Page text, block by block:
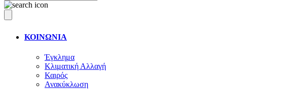
ΚΟΙΝΩΝΙΑ
Έγκλημα
Κλιματική Αλλαγή
Καιρός
Ανακύκλωση